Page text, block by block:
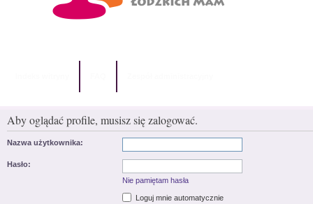
Aby oglądać profile, musisz się zalogować.
Nazwa użytkownika:
Hasło:
Nie pamiętam hasła
Loguj mnie automatycznie